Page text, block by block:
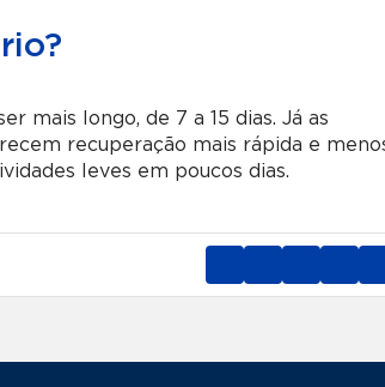
mais longo, de 7 a 15 dias. Já as
recuperação mais rápida e
leves em poucos dias.